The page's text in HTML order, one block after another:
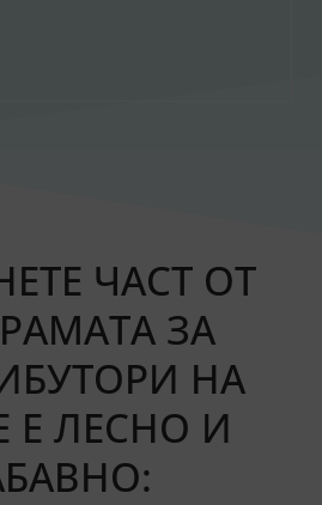
ЧАСТ ОТ
ЗА
НА
Е ЛЕСНО И